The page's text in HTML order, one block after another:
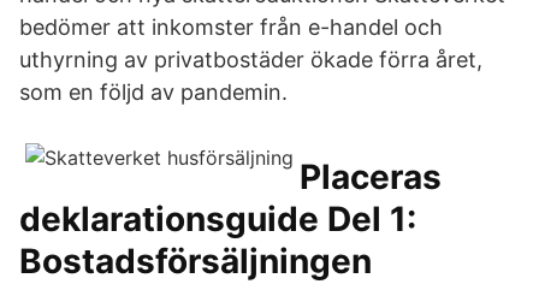
bedömer att inkomster från e-handel och
uthyrning av privatbostäder ökade förra året,
som en följd av pandemin.
Placeras
deklarationsguide Del 1:
Bostadsförsäljningen